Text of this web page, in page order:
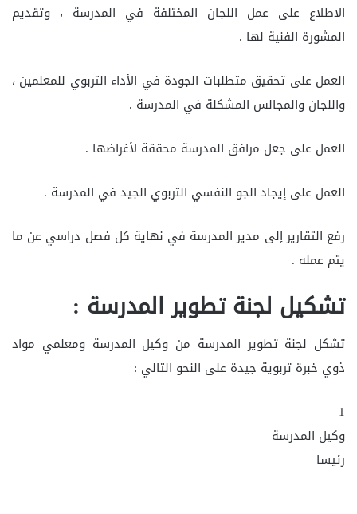
الاطلاع على عمل اللجان المختلفة في المدرسة ، وتقديم
المشورة الفنية لها .
العمل على تحقيق متطلبات الجودة في الأداء التربوي للمعلمين ،
واللجان والمجالس المشكلة في المدرسة .
العمل على جعل مرافق المدرسة محققة لأغراضها .
العمل على إيجاد الجو النفسي التربوي الجيد في المدرسة .
رفع التقارير إلى مدير المدرسة في نهاية كل فصل دراسي عن ما
يتم عمله .
تشكيل لجنة تطوير المدرسة :
تشكل لجنة تطوير المدرسة من وكيل المدرسة ومعلمي مواد
ذوي خبرة تربوية جيدة على النحو التالي :
1
وكيل المدرسة
رئيسا